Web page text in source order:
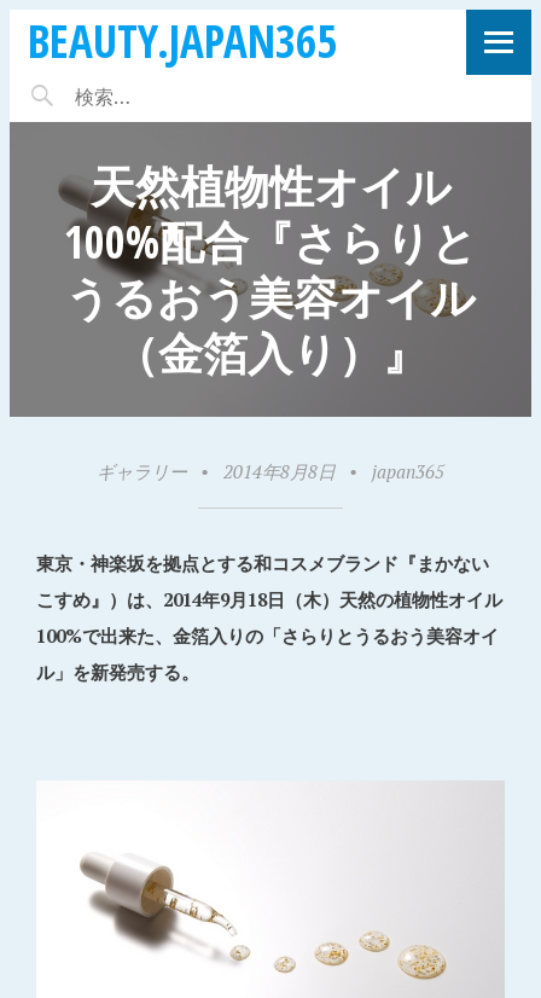
BEAUTY.JAPAN365
天然植物性オイル
100%配合『さらりと
うるおう美容オイル
（金箔入り）』
ギャラリー • 2014年8月8日 • japan365
東京・神楽坂を拠点とする和コスメブランド『まかない
こすめ』）は、2014年9月18日（木）天然の植物性オイル
100%で出来た、金箔入りの「さらりとうるおう美容オイ
ル」を新発売する。